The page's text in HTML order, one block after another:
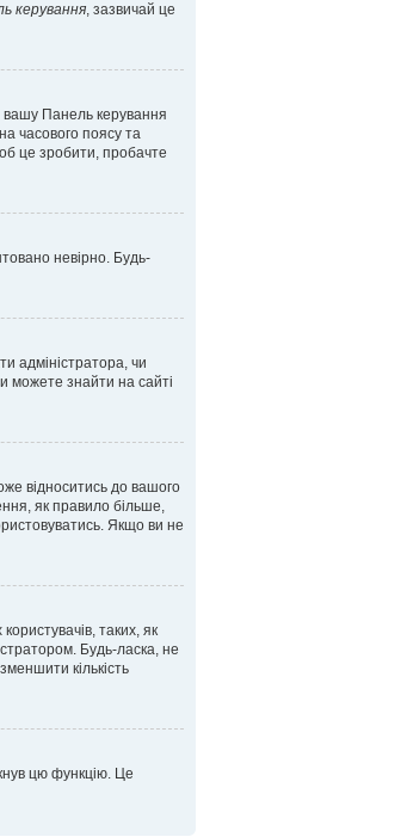
керування, зазвичай це
вашу Панель керування
часового поясу та
це зробити, пробачте
невірно. Будь-
адміністратора, чи
можете знайти на сайті
відноситись до вашого
як правило більше,
Якщо ви не
таких, як
Будь-ласка, не
кількість
цю функцію. Це